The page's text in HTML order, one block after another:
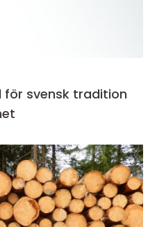
för svensk tradition